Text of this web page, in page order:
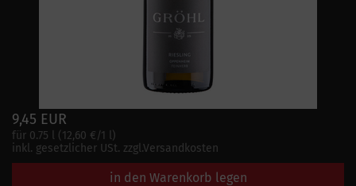
9,45 EUR
für 0.75 l (12,60 €/1 l)
inkl. gesetzlicher USt. zzgl.Versandkosten
in den Warenkorb legen